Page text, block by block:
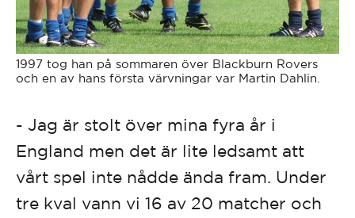
1997 tog han på sommaren över Blackburn Rovers
och en av hans första värvningar var Martin Dahlin.
- Jag är stolt över mina fyra år i
England men det är lite ledsamt att
vårt spel inte nådde ända fram. Under
tre kval vann vi 16 av 20 matcher och